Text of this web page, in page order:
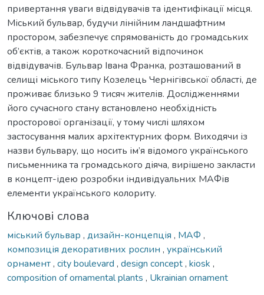
привертання уваги відвідувачів та ідентифікації місця.
Міський бульвар, будучи лінійним ландшафтним
простором, забезпечує спрямованість до громадських
об’єктів, а також короткочасний відпочинок
відвідувачів. Бульвар Івана Франка, розташований в
селищі міського типу Козелець Чернігівської області, де
проживає близько 9 тисяч жителів. Дослідженнями
його сучасного стану встановлено необхідність
просторової організації, у тому числі шляхом
застосування малих архітектурних форм. Виходячи із
назви бульвару, що носить ім’я відомого українського
письменника та громадського діяча, вирішено закласти
в концепт-ідею розробки індивідуальних МАФів
елементи українського колориту.
Ключові слова
міський бульвар , дизайн-концепція , МАФ ,
композиція декоративних рослин , український
орнамент, city boulevard , design concept, kiosk ,
composition of ornamental plants , Ukrainian ornament